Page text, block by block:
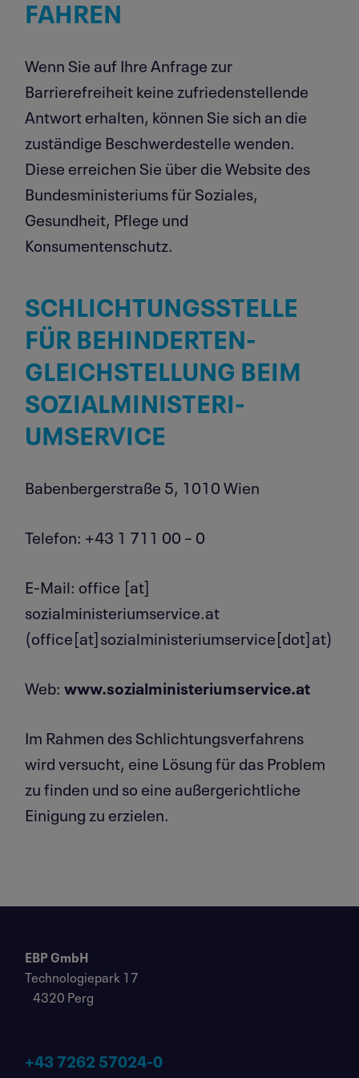
FAHREN
Wenn Sie auf Ihre Anfrage zur
Barrierefreiheit keine zufriedenstellende
Antwort erhalten, können Sie sich an die
zuständige Beschwerdestelle wenden.
Diese erreichen Sie über die Website des
Bundesministeriums für Soziales,
Gesundheit, Pflege und
Konsumentenschutz.
SCHLICH­TUNGS­STELLE
FÜR BEHIN­DER­TEN­
GLEICH­STELLUNG BEIM
SOZIAL­MI­NIS­TE­RI­
UMSERVICE
Babenbergerstraße 5, 1010 Wien
Telefon: +43 1 711 00 – 0
E-Mail: office [at]
sozialministeriumservice.at
(office[at]sozialministeriumservice[dot]at)
Web:www.sozialministeriumservice.at
Im Rahmen des Schlichtungsverfahrens
wird versucht, eine Lösung für das Problem
zu finden und so eine außergerichtliche
Einigung zu erzielen.
EBP GmbH
Technologiepark 17
4320 Perg
+43 7262 57024-0